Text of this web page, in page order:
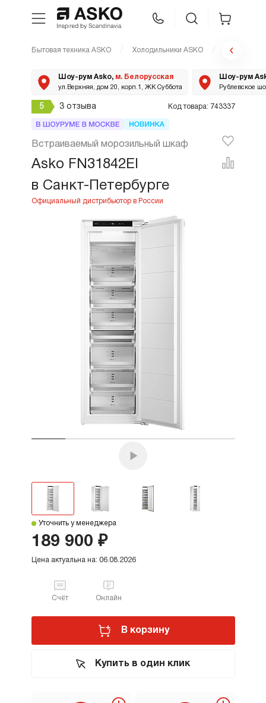
Техника для кухни
Уход за бельем
Asko Professional
Аксессуары
Шоу-рум
Бытовая техника ASKO Холодильники ASKO FN31842EI
Шоу-рум Asko, м. Белорусская
ул.Верхняя, дом 20, корп.1, ЖК Суббота
Шоу-рум
Рублевское
5 3 отзыва Код товара: 743337
Встраиваемый морозильный шкаф
Asko FN31842EI
в Санкт-Петербурге
Уточнить у менеджера
Цена актуальна на: 06.08.2026
189 900 ₽
Счёт Онлайн
В корзину
Купить в один клик